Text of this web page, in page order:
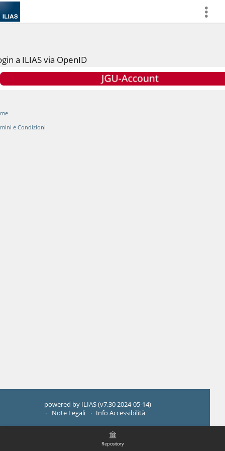
more
Repository
a ILIAS via OpenID
e Condizioni
powered by ILIAS (v7.30 2024-05-14)
Note Legali
Info Accessibilità